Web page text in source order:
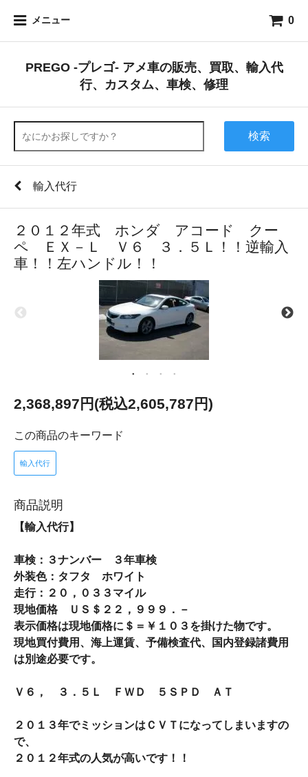
メニュー 0
PREGO -プレゴ- アメ車の販売、買取、輸入代
行、カスタム、車検、修理
検索
輸入代行
２０１２年式 ホンダ アコード クー
ペ ＥＸ－Ｌ Ｖ６ ３．５Ｌ！！逆輸入
車！！左ハンドル！！
2,368,897円(税込2,605,787円)
この商品のキーワード
輸入代行
商品説明
【輸入代行】
車検：３ナンバー ３年車検
外装色：タフタ ホワイト
走行：２０，０３３マイル
現地価格 ＵＳ＄２２，９９９．－
表示価格は現地価格に＄＝￥１０３を掛けた物です。
現地買付費用、海上運賃、予備検査代、国内登録諸費用
は別途必要です。
Ｖ６， ３．５Ｌ ＦＷＤ ５ＳＰＤ ＡＴ
２０１３年でミッションはＣＶＴになってしまいますの
で、
２０１２年式の人気が高いです！！